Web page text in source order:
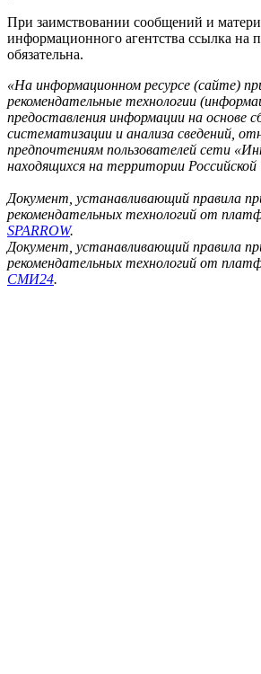
При заимствовании сообщений и
информационного агентства ссылка на
обязательна.
«На информационном ресурсе (сайте)
рекомендательные технологии
предоставления информации на основе
систематизации и анализа сведений,
предпочтениям пользователей сети
находящихся на территории
Документ, устанавливающий правила
рекомендательных технологий от
SPARROW.
Документ, устанавливающий правила
рекомендательных технологий от
СМИ24.